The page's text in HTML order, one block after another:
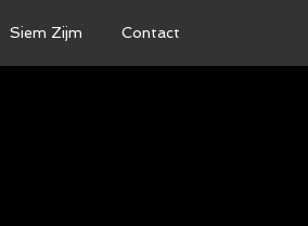
Siem Zijm Contact